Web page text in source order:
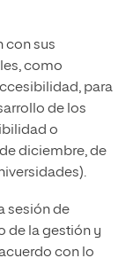
con sus
como
para
de los
o
diciembre, de
sesión de
de la gestión y
con lo